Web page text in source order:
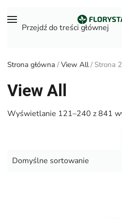
Przejdź do treści głównej
Strona główna /View All/ Strona 2
View All
Wyświetlanie 121–240 z 841